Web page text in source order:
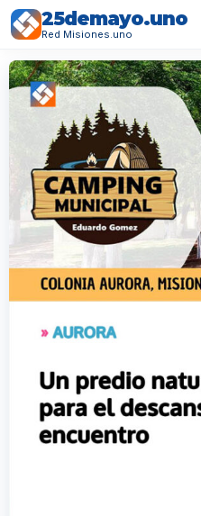
25demayo.uno
Red Misiones.uno